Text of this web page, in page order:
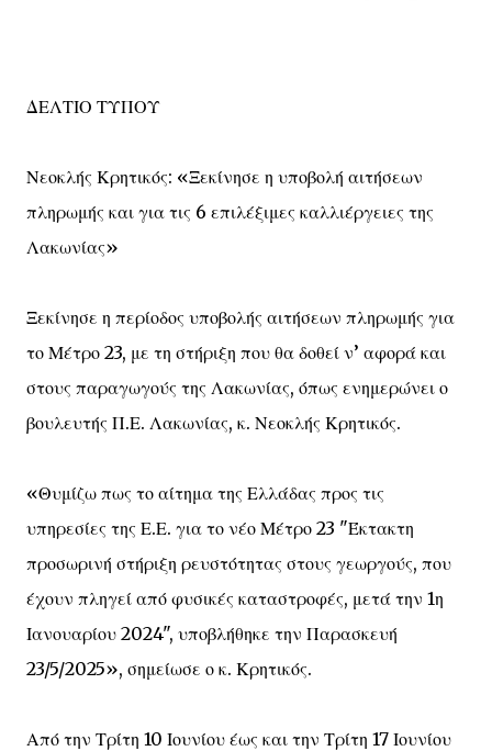
ΔΕΛΤΙΟ ΤΥΠΟΥ
Νεοκλής Κρητικός: «Ξεκίνησε η υποβολή αιτήσεων
πληρωμής και για τις 6 επιλέξιμες καλλιέργειες της
Λακωνίας»
Ξεκίνησε η περίοδος υποβολής αιτήσεων πληρωμής για
το Μέτρο 23, με τη στήριξη που θα δοθεί ν’ αφορά και
στους παραγωγούς της Λακωνίας, όπως ενημερώνει ο
βουλευτής Π.Ε. Λακωνίας, κ. Νεοκλής Κρητικός.
«Θυμίζω πως το αίτημα της Ελλάδας προς τις
υπηρεσίες της Ε.Ε. για το νέο Μέτρο 23 "Έκτακτη
προσωρινή στήριξη ρευστότητας στους γεωργούς, που
έχουν πληγεί από φυσικές καταστροφές, μετά την 1η
Ιανουαρίου 2024", υποβλήθηκε την Παρασκευή
23/5/2025», σημείωσε ο κ. Κρητικός.
Από την Τρίτη 10 Ιουνίου έως και την Τρίτη 17 Ιουνίου